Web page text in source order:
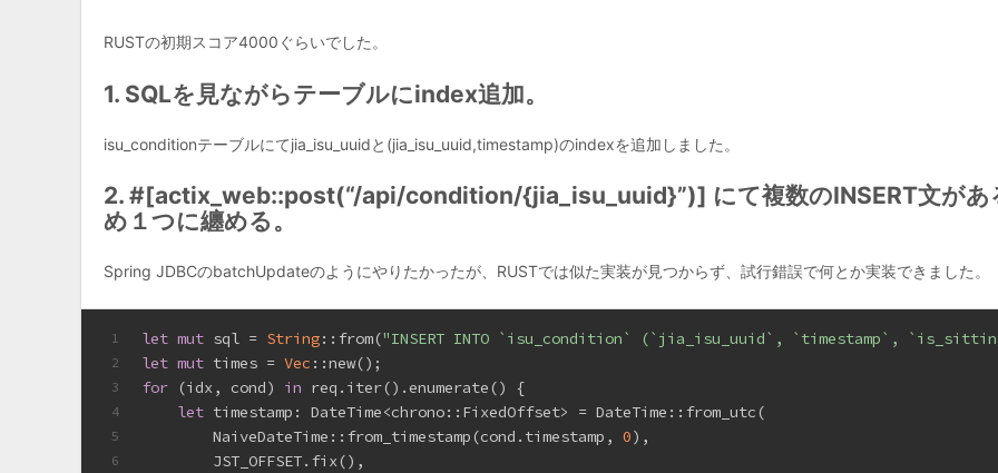
RUSTの初期スコア4000ぐらいでした。
1. SQLを見ながらテーブルにindex追加。
isu_conditionテーブルにてjia_isu_uuidと(jia_isu_uuid,timestamp)のindexを追加しました。
2. #[actix_web::post(“/api/condition/{jia_isu_uuid}”)] にて複数のINSERT文があ
め１つに纏める。
Spring JDBCのbatchUpdateのようにやりたかったが、RUSTでは似た実装が見つからず、試行錯誤で何とか実装できました。
1
2
3
4
5
6
let mut sql = String::from("INSERT INTO `isu_condition` (`jia_isu_uuid`, `timestamp`,
let mut times = Vec ::new();
for (idx, cond) in req.iter().enumerate() {
let timestamp: DateTime<chrono::FixedOffset> = DateTime::from_utc(
        NaiveDateTime::from_timestamp(cond.timestamp,
0),
        JST_OFFSET.fix(),